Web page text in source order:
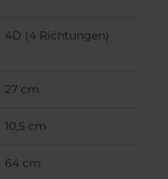
4D (4 Richtungen)
27 cm
10,5 cm
64 cm